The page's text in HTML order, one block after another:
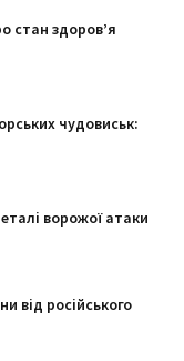
стан здоров’я
чудовиськ:
ворожої атаки
від російського